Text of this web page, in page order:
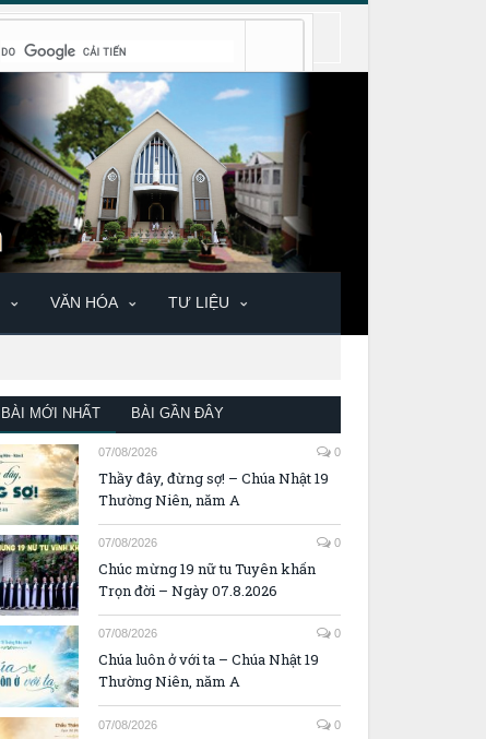
VĂN HÓA TƯ LIỆU
BÀI MỚI NHẤT BÀI GẦN ĐÂY
07/08/2026 0
Thầy đây, đừng sợ! – Chúa Nhật 19
Thường Niên, năm A
07/08/2026 0
Chúc mừng 19 nữ tu Tuyên khấn
Trọn đời – Ngày 07.8.2026
07/08/2026 0
Chúa luôn ở với ta – Chúa Nhật 19
Thường Niên, năm A
07/08/2026 0